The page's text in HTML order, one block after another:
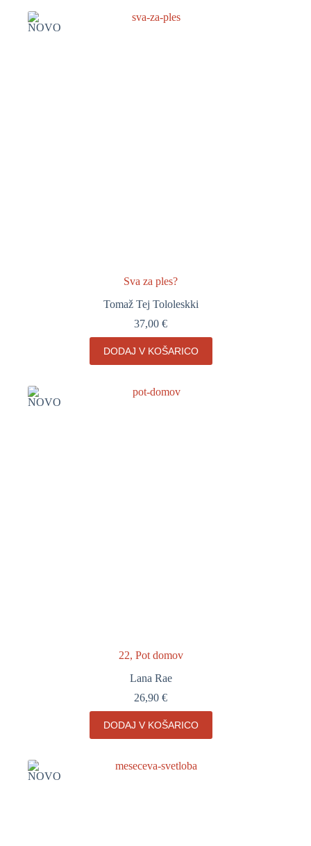
NOVO
Sva za ples?
Tomaž Tej Tololeskki
37,00€
DODAJ V KOŠARICO
NOVO
22, Pot domov
Lana Rae
26,90€
DODAJ V KOŠARICO
NOVO